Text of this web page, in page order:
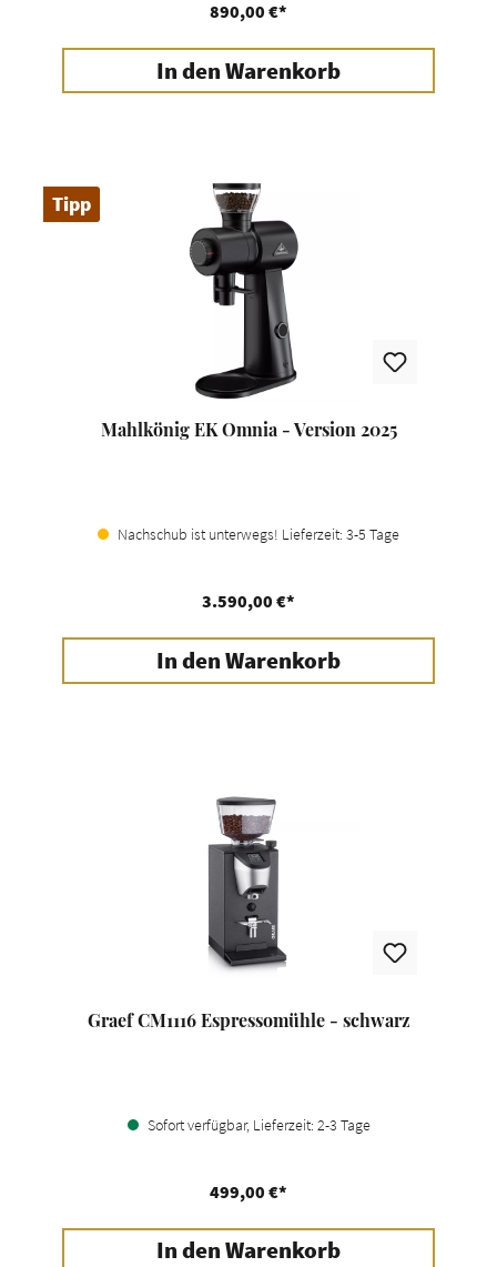
890,00 €*
In den Warenkorb
Tipp
Mahlkönig EK Omnia - Version 2025
Nachschub ist unterwegs! Lieferzeit: 3-5 Tage
3.590,00 €*
In den Warenkorb
Graef CM1116 Espressomühle - schwarz
Sofort verfügbar, Lieferzeit: 2-3 Tage
499,00 €*
In den Warenkorb